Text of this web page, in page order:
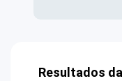
Resultados